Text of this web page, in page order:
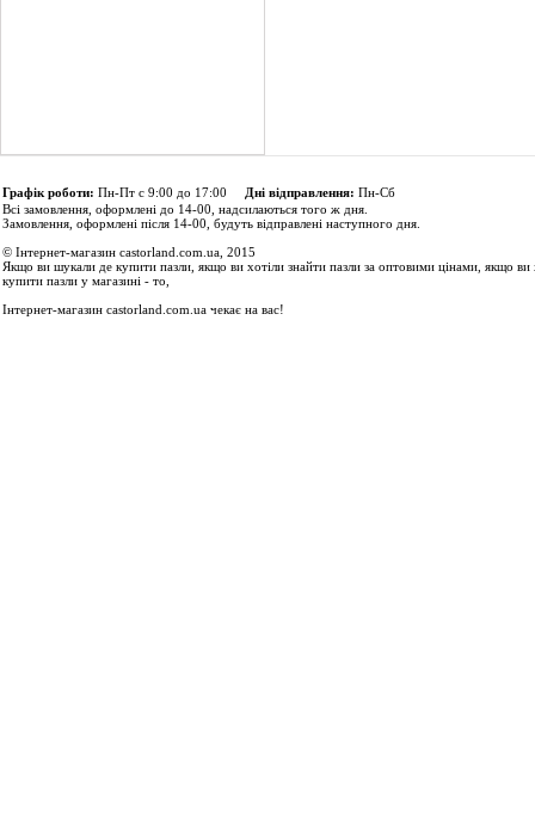
Графік роботи: Пн-Пт с 9:00 до 17:00 Дні відправлення: Пн-Сб
Всі замовлення, оформлені до 14-00, надсилаються того ж дня.
Замовлення, оформлені після 14-00, будуть відправлені наступного дня.
© Інтернет-магазин castorland.com.ua, 2015
Якщо ви шукали де купити пазли, якщо ви хотіли знайти пазли за оптовими цінами, якщо ви
купити пазли у магазині - то,
Інтернет-магазин castorland.com.ua чекає на вас!